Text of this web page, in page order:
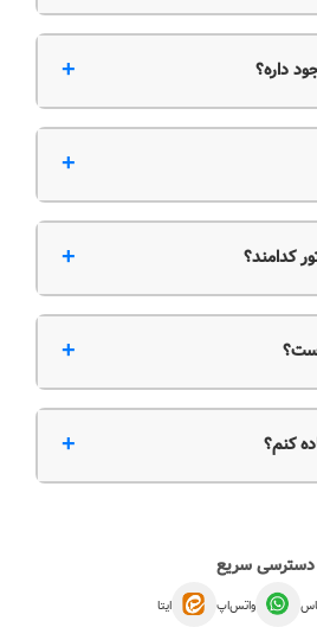
داره؟ +
+
کدامند؟ +
+
کنم؟ +
دسترسی سریع
واتس‌اپ ایتا